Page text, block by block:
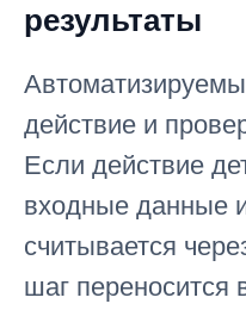
результаты
действие и
Если действие
входные данные
считывается
шаг переносится